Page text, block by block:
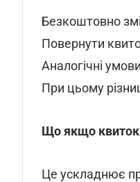
Безкоштовно
Повернути
Аналогічні
При цьому
Що якщо квиток
Це ускладнює